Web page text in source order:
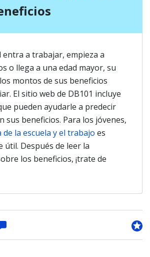
entra a trabajar, empieza a
o llega a una edad mayor, su
montos de sus beneficios
El sitio web de DB101 incluye
pueden ayudarle a predecir
sus beneficios. Para los jóvenes,
de la escuela y el trabajo es
útil. Después de leer la
los beneficios, ¡trate de